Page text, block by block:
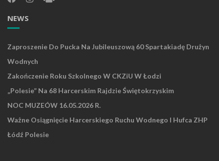
NEWS
Zaproszenie Do Pucka Na Jubileuszową 60 Spartakiadę Drużyn
Wodnych
Zakończenie Roku Szkolnego W CKZiU W Łodzi
„Polesie” Na 68 Harcerskim Rajdzie Świętokrzyskim
NOC MUZEÓW 16.05.2026 R.
Ważne Osiągnięcie Harcerskiego Ruchu Wodnego I Hufca ZHP
Łódź Polesie